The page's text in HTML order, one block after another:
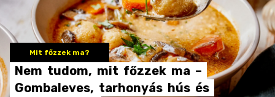
Mit főzzek ma?
Nem tudom, mit főzzek ma –
Gombaleves, tarhonyás hús és